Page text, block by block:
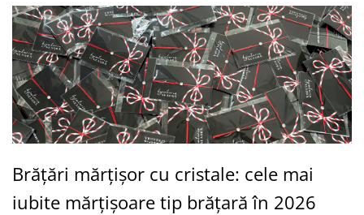
Lănțișoare cu Inimioare
Lănțișoare cu Cruce
Lănțișoare cu Stea
Lănțișoare cu Soare
Lănțișoare cu Semilună
Lănțișoare cu Zodii
Lănțișoare cu Animale
Lănțișoare cu Pietre Naturale
Lănțișoare Argint Diverse
Brățări mărțișor cu cristale: cele mai
iubite mărțișoare tip brățară în 2026